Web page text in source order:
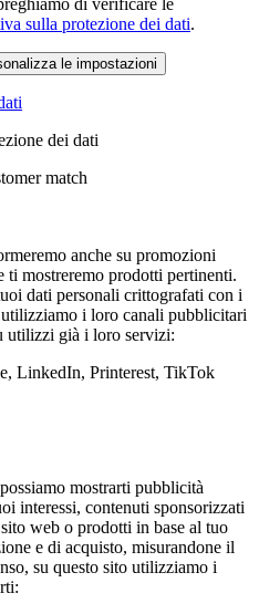
di verificare le
sulla protezione dei dati.
le impostazioni
dei dati
match
anche su promozioni
ti mostreremo prodotti pertinenti.
dati personali crittografati con i
i loro canali pubblicitari
utilizzi già i loro servizi:
LinkedIn, Printerest, TikTok
mostrarti pubblicità
interessi, contenuti sponsorizzati
web o prodotti in base al tuo
e di acquisto, misurandone il
su questo sito utilizziamo i